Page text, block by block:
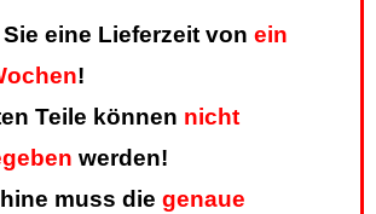
eine Lieferzeit von ein
!
Teile können nicht
werden!
muss die genaue